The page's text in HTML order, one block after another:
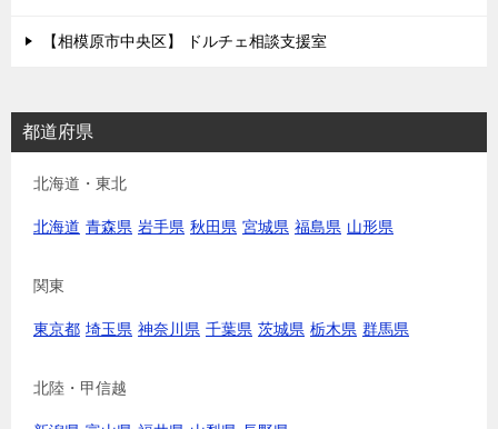
【相模原市中央区】 ドルチェ相談支援室
都道府県
北海道・東北
北海道 青森県 岩手県 秋田県 宮城県 福島県 山形県
関東
東京都 埼玉県 神奈川県 千葉県 茨城県 栃木県 群馬県
北陸・甲信越